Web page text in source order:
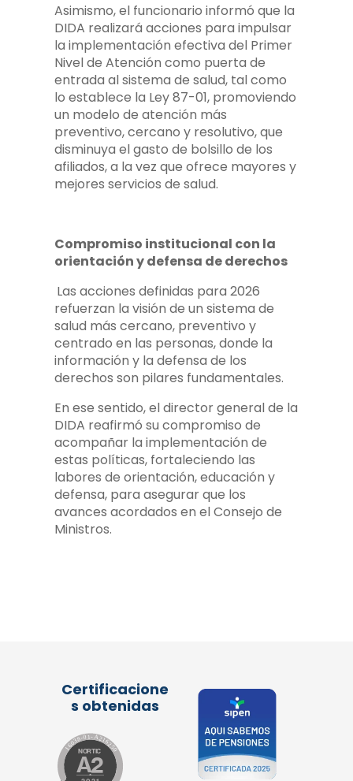
Asimismo, el funcionario informó que la
DIDA realizará acciones para impulsar
la implementación efectiva del Primer
Nivel de Atención como puerta de
entrada al sistema de salud, tal como
lo establece la Ley 87-01, promoviendo
un modelo de atención más
preventivo, cercano y resolutivo, que
disminuya el gasto de bolsillo de los
afiliados, a la vez que ofrece mayores y
mejores servicios de salud.
Compromiso institucional con la
orientación y defensa de derechos
Las acciones definidas para 2026
refuerzan la visión de un sistema de
salud más cercano, preventivo y
centrado en las personas, donde la
información y la defensa de los
derechos son pilares fundamentales.
En ese sentido, el director general de la
DIDA reafirmó su compromiso de
acompañar la implementación de
estas políticas, fortaleciendo las
labores de orientación, educación y
defensa, para asegurar que los
avances acordados en el Consejo de
Ministros.
Certificacione
s obtenidas